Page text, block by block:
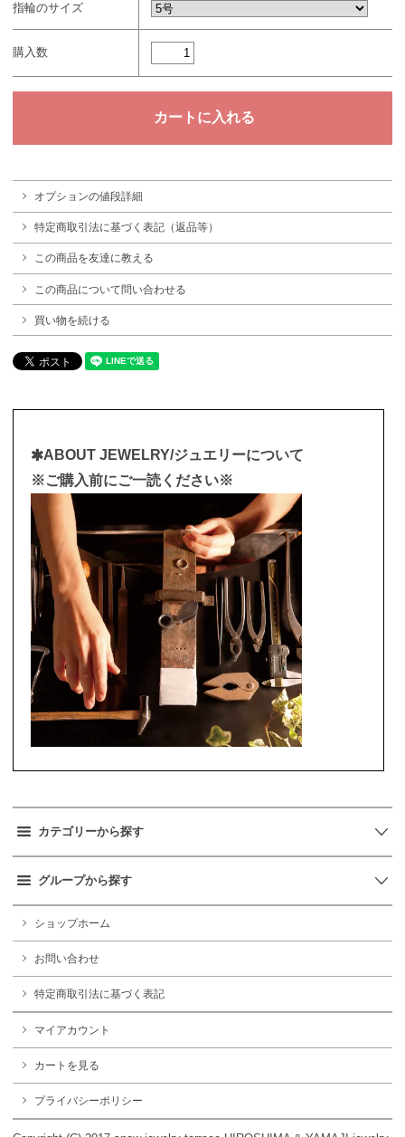
指輪のサイズ
購入数
オプションの値段詳細
特定商取引法に基づく表記（返品等）
この商品を友達に教える
この商品について問い合わせる
買い物を続ける
カテゴリーから探す
グループから探す
ショップホーム
お問い合わせ
特定商取引法に基づく表記
マイアカウント
カートを見る
プライバシーポリシー